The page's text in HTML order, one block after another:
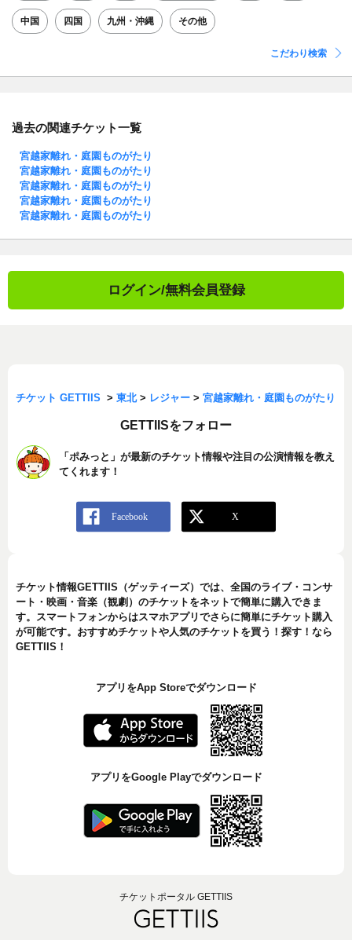
中国 四国 九州・沖縄 その他
こだわり検索
過去の関連チケット一覧
宮越家離れ・庭園ものがたり
宮越家離れ・庭園ものがたり
宮越家離れ・庭園ものがたり
宮越家離れ・庭園ものがたり
宮越家離れ・庭園ものがたり
ログイン/無料会員登録
チケット GETTIIS > 東北> レジャー > 宮越家離れ・庭園ものがたり
GETTIISをフォロー
「ポみっと」が最新のチケット情報や注目の公演情報を教え
てくれます！
チケット情報GETTIIS（ゲッティーズ）では、全国のライブ・コンサ
ート・映画・音楽（観劇）のチケットをネットで簡単に購入できま
す。スマートフォンからはスマホアプリでさらに簡単にチケット購入
が可能です。おすすめチケットや人気のチケットを買う！探す！なら
GETTIIS！
アプリをApp Storeでダウンロード
アプリをGoogle Playでダウンロード
チケットポータル GETTIIS